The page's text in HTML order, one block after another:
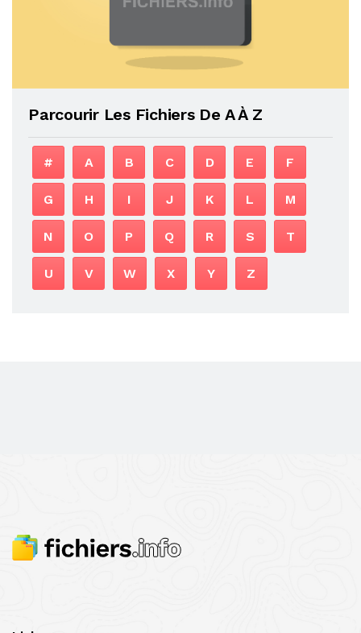
Parcourir Les Fichiers De A À Z
# A B C D E F
G H I J K L M
N O P Q R S T
U V W X Y Z